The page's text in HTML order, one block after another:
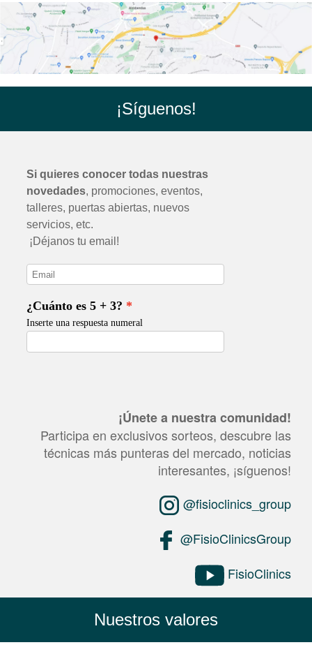
¡Síguenos!
¡Únete a nuestra comunidad!
Participa en exclusivos sorteos, descubre las
técnicas más punteras del mercado, noticias
interesantes, ¡síguenos!
@fisioclinics_group
@FisioClinicsGroup
FisioClinics
Nuestros valores